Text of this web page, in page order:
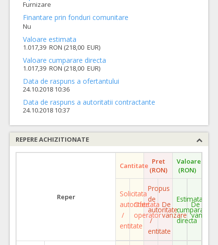
Furnizare
Finantare prin fonduri comunitare
Nu
Valoare estimata
1.017,39 RON (218,00 EUR)
Valoare cumparare directa
1.017,39 RON (218,00 EUR)
Data de raspuns a ofertantului
24.10.2018 10:36
Data de raspuns a autoritatii contractante
24.10.2018 10:37
REPERE ACHIZITIONATE
Reper
Cantitate Pret
(RON)
Valoare
(RON)
Solicitata
autoritate
/
entitate
Ofertata
operator
Propus
de
autoritate
/
entitate
De
vanzare
Estimata
cumparare
directa
De
vanzare